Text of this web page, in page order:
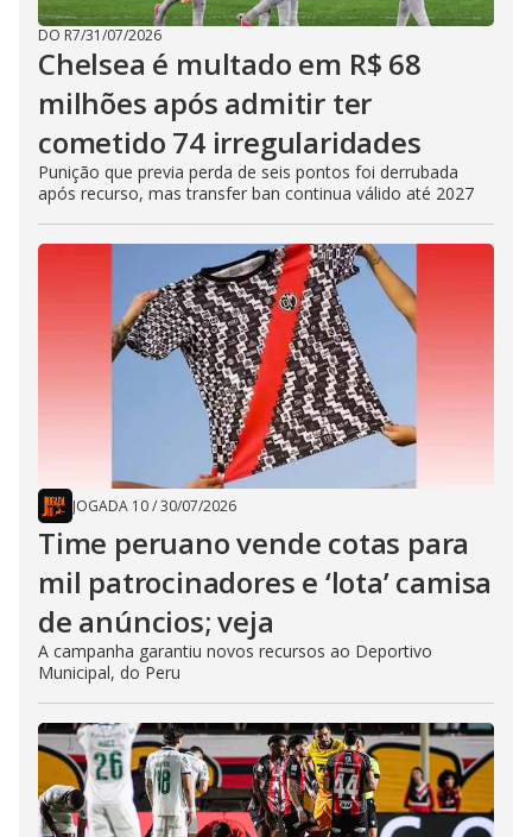
DO R7/31/07/2026
Chelsea é multado em R$ 68
milhões após admitir ter
cometido 74 irregularidades
Punição que previa perda de seis pontos foi derrubada
após recurso, mas transfer ban continua válido até 2027
JOGADA 10/30/07/2026
Time peruano vende cotas para
mil patrocinadores e ‘lota’ camisa
de anúncios; veja
A campanha garantiu novos recursos ao Deportivo
Municipal, do Peru